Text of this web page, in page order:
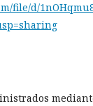
file/d/